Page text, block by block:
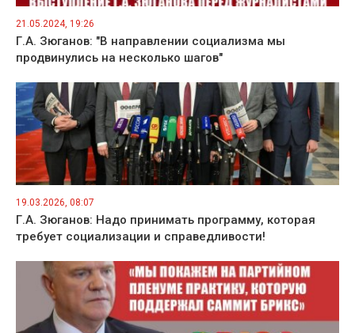
21.05.2024, 19:26
Г.А. Зюганов: "В направлении социализма мы
продвинулись на несколько шагов"
19.03.2026, 08:07
Г.А. Зюганов: Надо принимать программу, которая
требует социализации и справедливости!